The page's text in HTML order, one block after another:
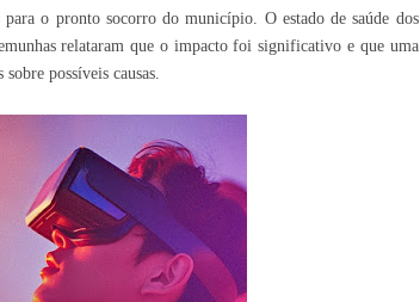
para o pronto socorro do município. O estado de saúde dos
relataram que o impacto foi significativo e que uma
possíveis causas.